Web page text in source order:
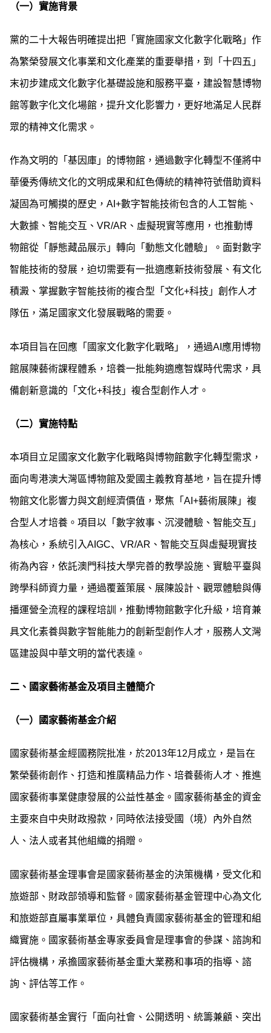
（一）實施背景
黨的二十大報告明確提出把「實施國家文化數字化戰略」作
為繁榮發展文化事業和文化產業的重要舉措，到「十四五」
末初步建成文化數字化基礎設施和服務平臺，建設智慧博物
館等數字化文化場館，提升文化影響力，更好地滿足人民群
眾的精神文化需求。
作為文明的「基因庫」的博物館，通過數字化轉型不僅將中
華優秀傳統文化的文明成果和紅色傳統的精神符號借助資料
凝固為可觸摸的歷史，AI+數字智能技術包含的人工智能、
大數據、智能交互、VR/AR、虛擬現實等應用，也推動博
物館從「靜態藏品展示」轉向「動態文化體驗」。面對數字
智能技術的發展，迫切需要有一批適應新技術發展、有文化
積澱、掌握數字智能技術的複合型「文化+科技」創作人才
隊伍，滿足國家文化發展戰略的需要。
本項目旨在回應「國家文化數字化戰略」，通過AI應用博物
館展陳藝術課程體系，培養一批能夠適應智媒時代需求，具
備創新意識的「文化+科技」複合型創作人才。
（二）實施特點
本項目立足國家文化數字化戰略與博物館數字化轉型需求，
面向粵港澳大灣區博物館及愛國主義教育基地，旨在提升博
物館文化影響力與文創經濟價值，聚焦「AI+藝術展陳」複
合型人才培養。項目以「數字敘事、沉浸體驗、智能交互」
為核心，系統引入AIGC、VR/AR、智能交互與虛擬現實技
術為內容，依託澳門科技大學完善的教學設施、實驗平臺與
跨學科師資力量，通過覆蓋策展、展陳設計、觀眾體驗與傳
播運營全流程的課程培訓，推動博物館數字化升級，培育兼
具文化素養與數字智能能力的創新型創作人才，服務人文灣
區建設與中華文明的當代表達。
二、國家藝術基金及項目主體簡介
（一）國家藝術基金介紹
國家藝術基金經國務院批准，於2013年12月成立，是旨在
繁榮藝術創作、打造和推廣精品力作、培養藝術人才、推進
國家藝術事業健康發展的公益性基金。國家藝術基金的資金
主要來自中央財政撥款，同時依法接受國（境）內外自然
人、法人或者其他組織的捐贈。
國家藝術基金理事會是國家藝術基金的決策機構，受文化和
旅遊部、財政部領導和監督。國家藝術基金管理中心為文化
和旅遊部直屬事業單位，具體負責國家藝術基金的管理和組
織實施。國家藝術基金專家委員會是理事會的參謀、諮詢和
評估機構，承擔國家藝術基金重大業務和事項的指導、諮
詢、評估等工作。
國家藝術基金實行「面向社會、公開透明、統籌兼顧、突出